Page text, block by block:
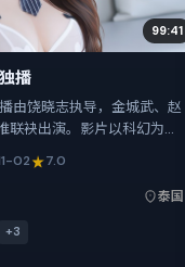
99:41
播
由饶晓志执导，金城武、赵
联袂出演。影片以科幻为叙
择与反转。2019年11月2日
档前后），片长124分钟，
02 7.0
泰国
+3